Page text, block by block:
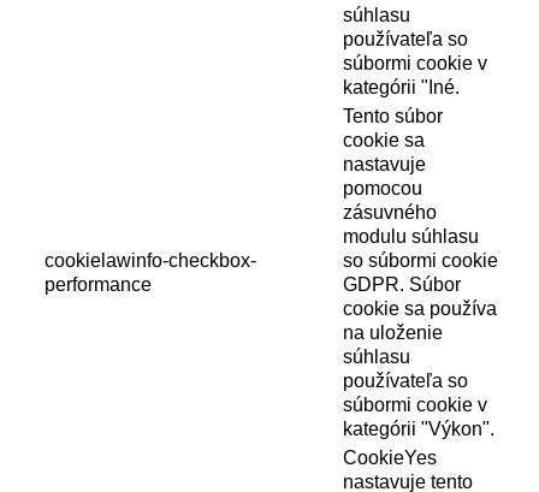
súhlasu
používateľa so
súbormi cookie v
kategórii "Iné.
cookielawinfo-checkbox-
performance
Tento súbor
cookie sa
nastavuje
pomocou
zásuvného
modulu súhlasu
so súbormi cookie
GDPR. Súbor
cookie sa používa
na uloženie
súhlasu
používateľa so
súbormi cookie v
kategórii "Výkon".
CookieYes
nastavuje tento